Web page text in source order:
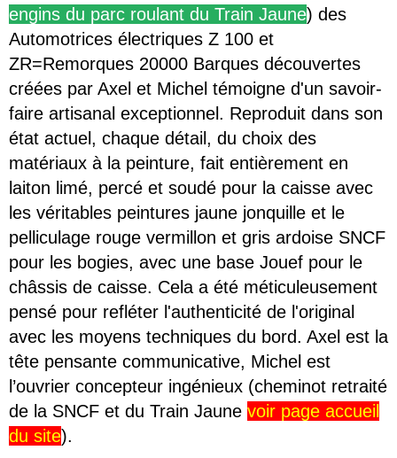
engins du parc roulant du Train Jaune) des
Automotrices électriques Z 100 et
ZR=Remorques 20000 Barques découvertes
créées par Axel et Michel témoigne d'un savoir-
faire artisanal exceptionnel. Reproduit dans son
état actuel, chaque détail, du choix des
matériaux à la peinture, fait entièrement en
laiton limé, percé et soudé pour la caisse avec
les véritables peintures jaune jonquille et le
pelliculage rouge vermillon et gris ardoise SNCF
pour les bogies, avec une base Jouef pour le
châssis de caisse. Cela a été méticuleusement
pensé pour refléter l'authenticité de l'original
avec les moyens techniques du bord. Axel est la
tête pensante communicative, Michel est
l’ouvrier concepteur ingénieux (cheminot retraité
de la SNCF et du Train Jaune voir page accueil
du site).